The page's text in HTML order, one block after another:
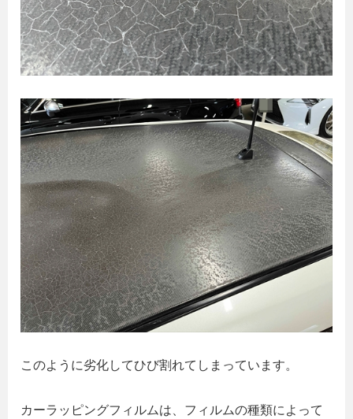
このように劣化してひび割れてしまっています。
カーラッピングフィルムは、フィルムの種類によって